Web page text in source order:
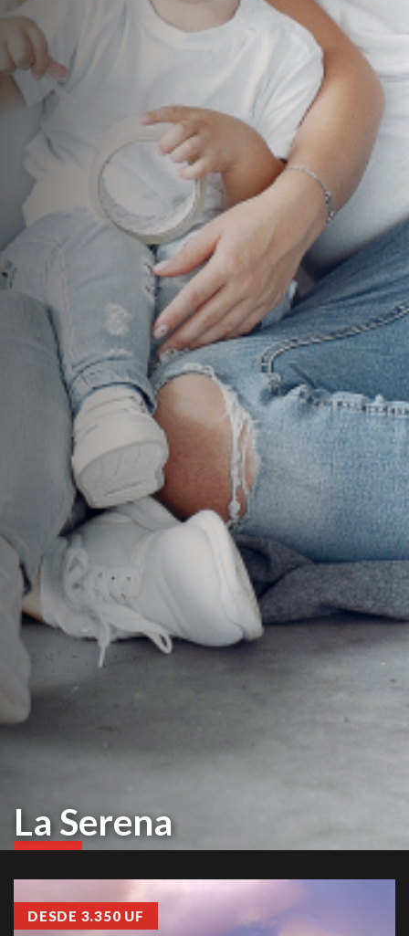
La Serena
DESDE 3.350 UF